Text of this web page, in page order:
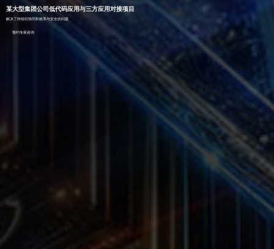
某大型集团公司低代码应用与三方应用对接项目
解决了跨组织协同和效率与安全的问题
预约专家咨询